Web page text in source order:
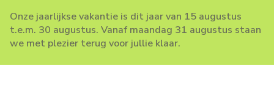
Onze jaarlijkse vakantie is dit jaar van 15 augustus
t.e.m. 30 augustus. Vanaf maandag 31 augustus staan
we met plezier terug voor jullie klaar.